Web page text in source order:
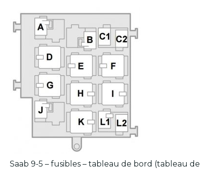
Saab 9-5 – fusibles – tableau de bord (tableau de